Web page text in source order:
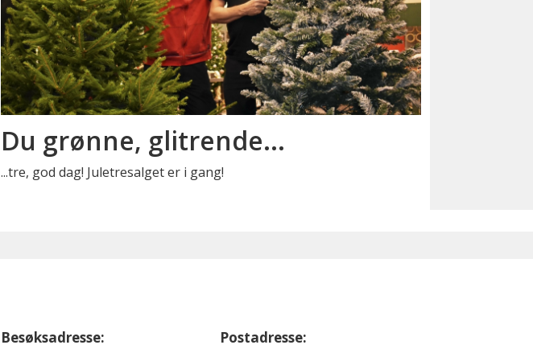
Du grønne, glitrende...
...tre, god dag! Juletresalget er i gang!
Besøksadresse: Postadresse: